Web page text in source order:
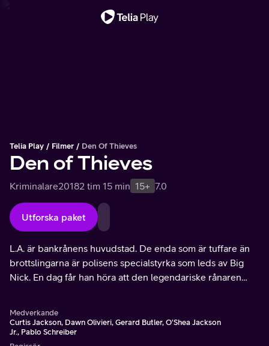
Telia Play Filmer Den Of Thieves
Den of Thieves
Kriminalare20182 tim 15 min 15+ 7.0
Utforska paket
L.A. är bankrånens huvudstad. De enda som är tuffare än
brottslingarna är polisens specialstyrka som leds av Big
Nick. En dag får han höra att den legendariske rånaren
Medverkande
Curtis Jackson, Dawn Olivieri, Gerard Butler, O'Shea Jackson
Jr., Pablo Schreiber